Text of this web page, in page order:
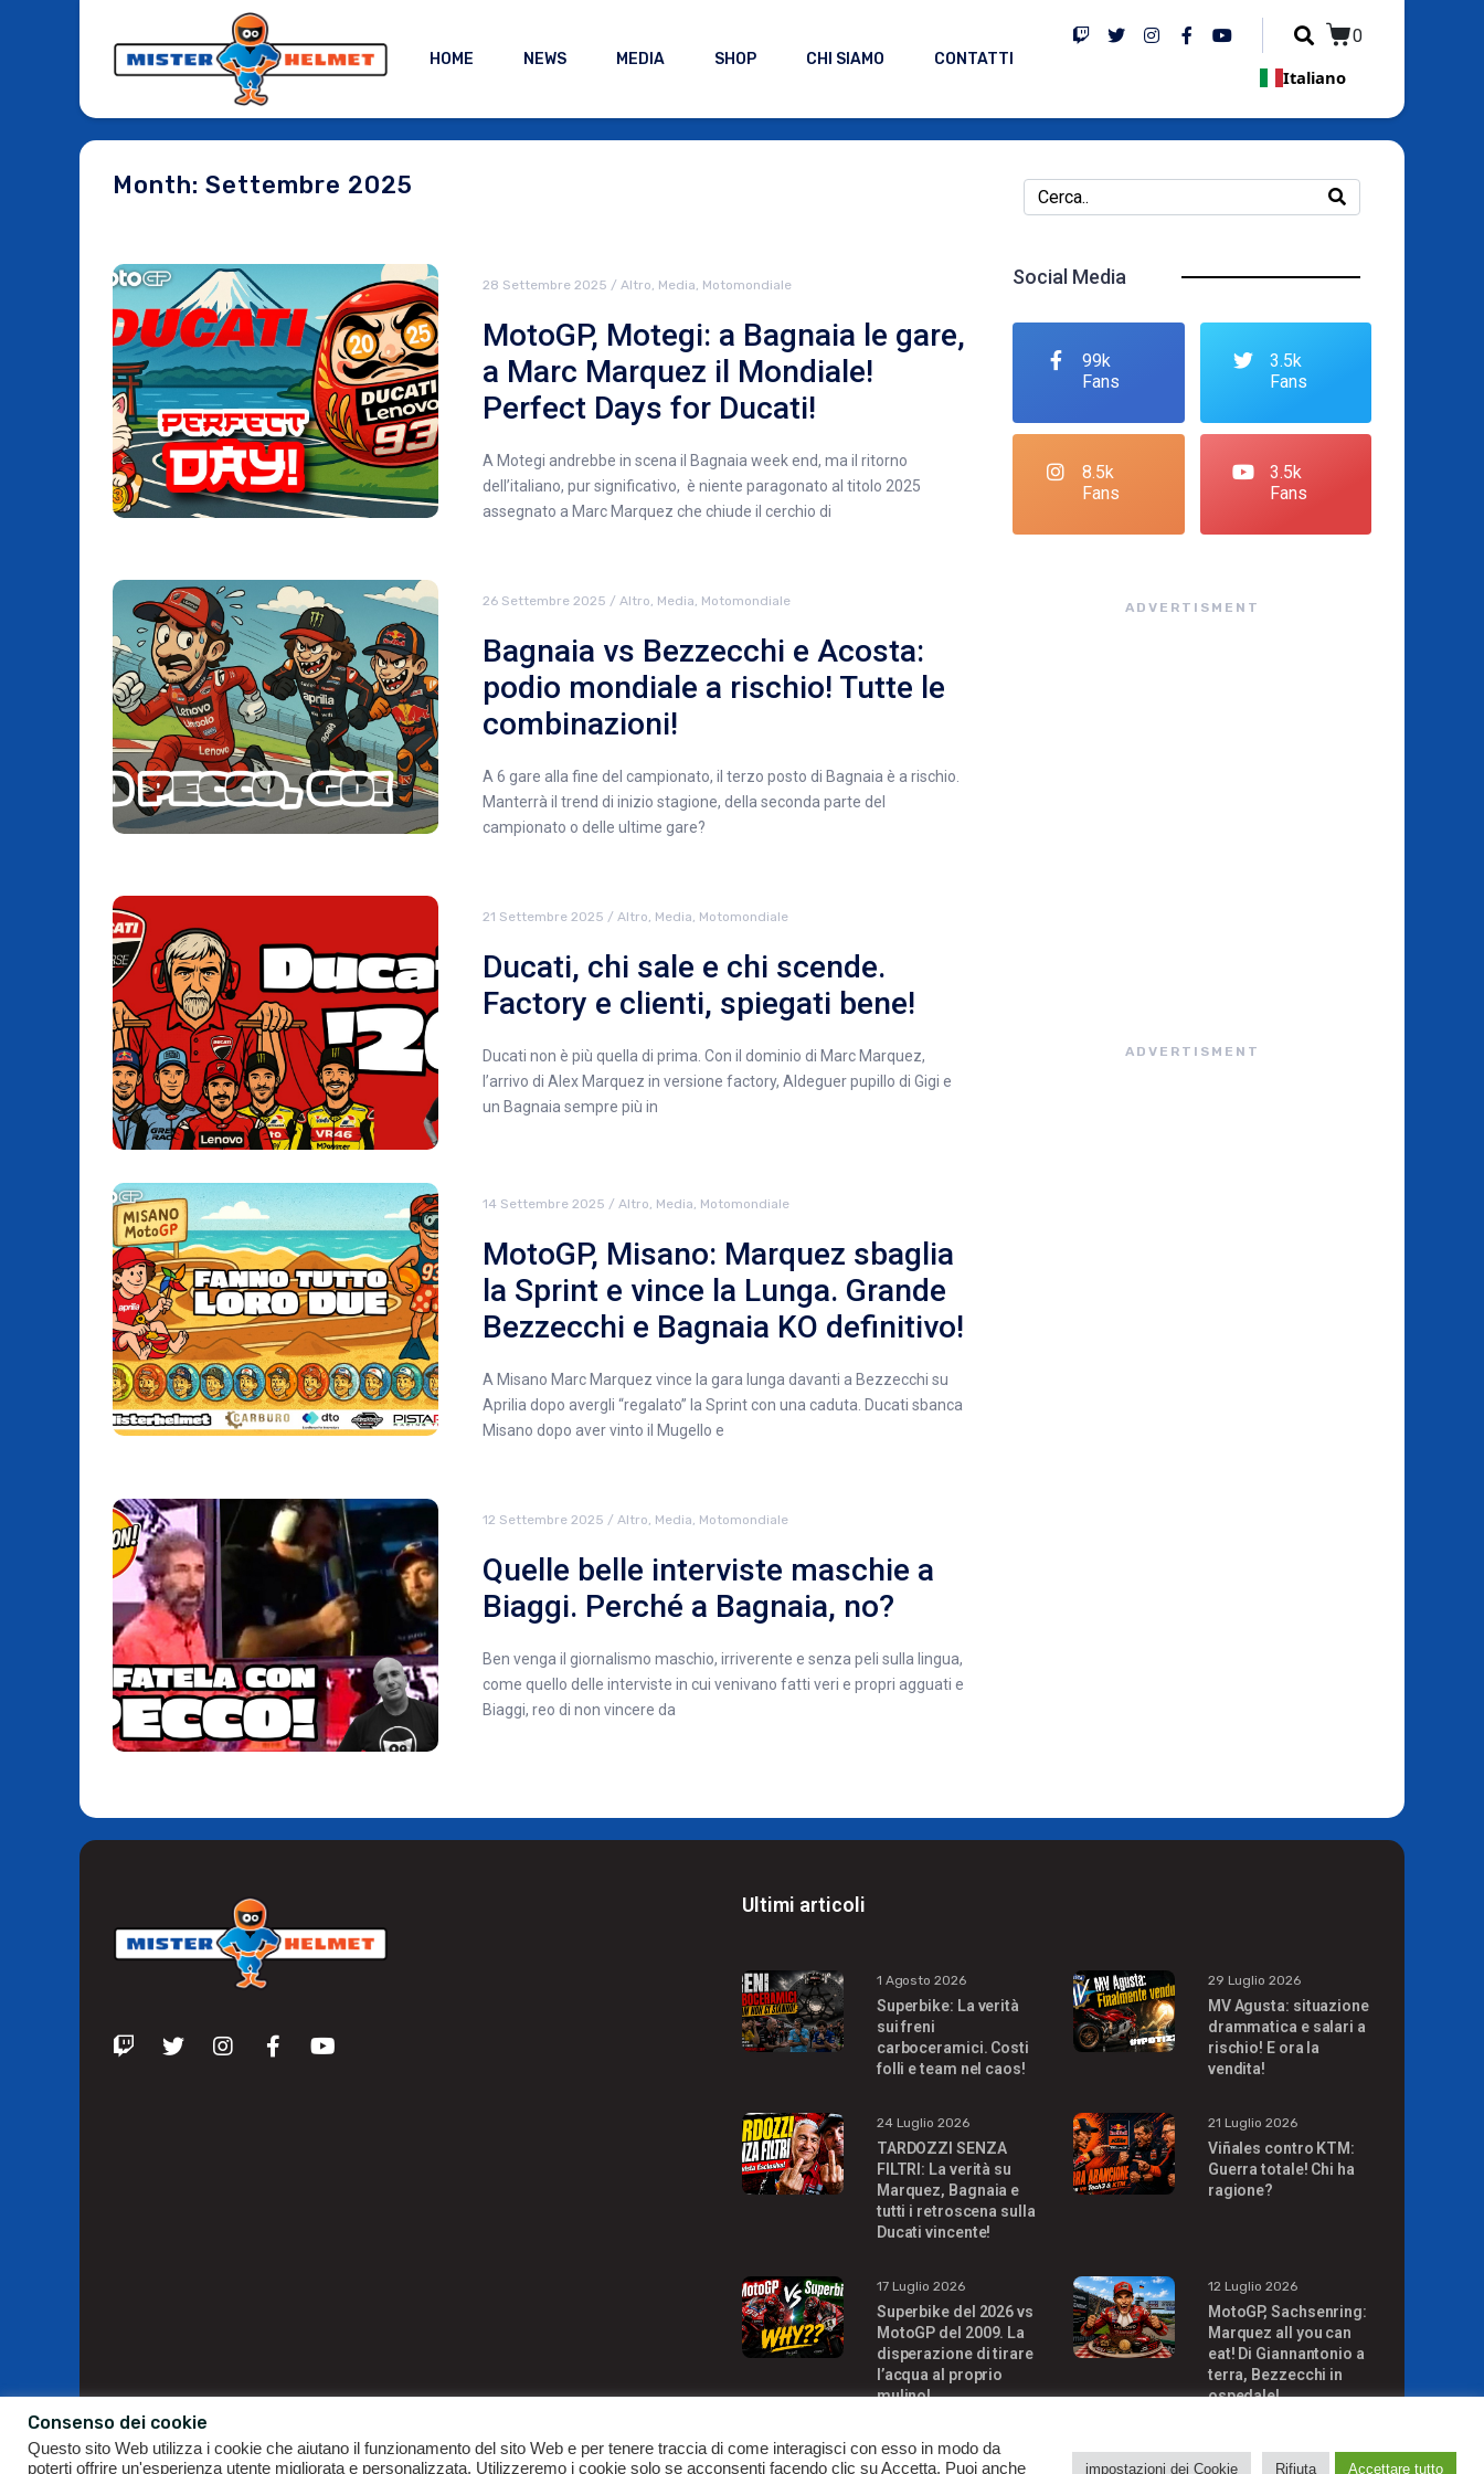
HOME NEWS MEDIA SHOP CHI SIAMO CONTATTI
0
Italiano
Month: Settembre 2025
28 Settembre 2025 / Altro, Media, Motomondiale
MotoGP, Motegi: a Bagnaia le gare,
a Marc Marquez il Mondiale!
Perfect Days for Ducati!
A Motegi andrebbe in scena il Bagnaia week end, ma il ritorno
dell’italiano, pur significativo, è niente paragonato al titolo 2025
assegnato a Marc Marquez che chiude il cerchio di
26 Settembre 2025 / Altro, Media, Motomondiale
Bagnaia vs Bezzecchi e Acosta:
podio mondiale a rischio! Tutte le
combinazioni!
A 6 gare alla fine del campionato, il terzo posto di Bagnaia è a rischio.
Manterrà il trend di inizio stagione, della seconda parte del
campionato o delle ultime gare?
21 Settembre 2025 / Altro, Media, Motomondiale
Ducati, chi sale e chi scende.
Factory e clienti, spiegati bene!
Ducati non è più quella di prima. Con il dominio di Marc Marquez,
l’arrivo di Alex Marquez in versione factory, Aldeguer pupillo di Gigi e
un Bagnaia sempre più in
14 Settembre 2025 / Altro Media Motomondiale
MotoGP, Misano: Marquez sbaglia
la Sprint e vince la Lunga. Grande
Bezzecchi e Bagnaia KO definitivo!
A Misano Marc Marquez vince la gara lunga davanti a Bezzecchi su
Aprilia dopo avergli “regalato” la Sprint con una caduta. Ducati sbanca
Misano dopo aver vinto il Mugello e
12 Settembre 2025 / Altro Media Motomondiale
Quelle belle interviste maschie a
Biaggi. Perché a Bagnaia, no?
Ben venga il giornalismo maschio, irriverente e senza peli sulla lingua,
come quello delle interviste in cui venivano fatti veri e propri agguati e
Biaggi, reo di non vincere da
Social Media
99k
Fans
3.5k
Fans
8.5k
Fans
3.5k
Fans
ADVERTISMENT
ADVERTISMENT
Ultimi articoli
1 Agosto 2026
Superbike: La verità
sui freni
carboceramici. Costi
folli e team nel caos!
29 Luglio 2026
MV Agusta: situazione
drammatica e salari a
rischio! E ora la
vendita!
24 Luglio 2026
TARDOZZI SENZA
FILTRI: La verità su
Marquez, Bagnaia e
tutti i retroscena sulla
Ducati vincente!
21 Luglio 2026
Viñales contro KTM:
Guerra totale! Chi ha
ragione?
17 Luglio 2026
Superbike del 2026 vs
MotoGP del 2009. La
disperazione di tirare
l’acqua al proprio
mulino!
12 Luglio 2026
MotoGP, Sachsenring:
Marquez all you can
eat! Di Giannantonio a
terra, Bezzecchi in
ospedale!
Consenso dei cookie
Questo sito Web utilizza i cookie che aiutano il funzionamento del sito Web e per tenere traccia di come interagisci con esso in modo da
poterti offrire un'esperienza utente migliorata e personalizzata. Utilizzeremo i cookie solo se acconsenti facendo clic su Accetta. Puoi anche
impostazioni dei Cookie Rifiuta Accettare tutto